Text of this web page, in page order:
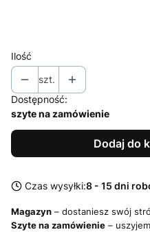
Ilość
szt.
Dostępność:
szyte na zamówienie
Dodaj do
Czas wysyłki:8 - 15 dni
Magazyn – dostaniesz swój
Szyte na zamówienie –